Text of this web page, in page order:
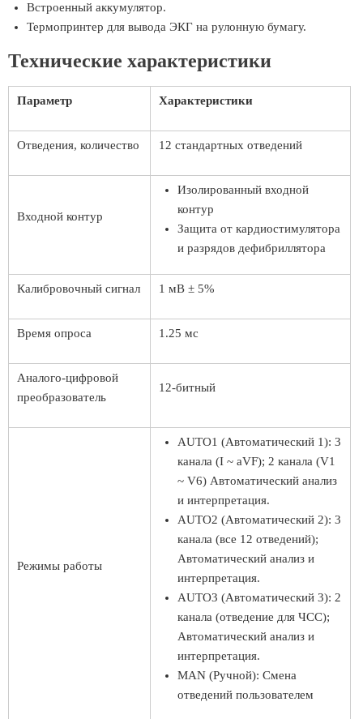
Встроенный аккумулятор.
Термопринтер для вывода ЭКГ на рулонную бумагу.
Технические характеристики
Параметр Характеристики
Отведения, количество 12 стандартных отведений
Входной контур
Изолированный входной
контур
Защита от кардиостимулятора
и разрядов дефибриллятора
Калибровочный сигнал 1 мВ ± 5%
Время опроса 1.25 мс
Аналого-цифровой
преобразователь
12-битный
Режимы работы
AUTO1 (Автоматический 1): 3
канала (I ~ aVF); 2 канала (V1
~ V6) Автоматический анализ
и интерпретация.
AUTO2 (Автоматический 2): 3
канала (все 12 отведений);
Автоматический анализ и
интерпретация.
AUTO3 (Автоматический 3): 2
канала (отведение для ЧСС);
Автоматический анализ и
интерпретация.
MAN (Ручной): Смена
отведений пользователем